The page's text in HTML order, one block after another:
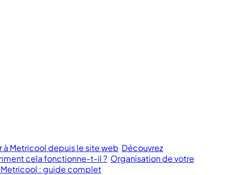
Metricool depuis le site web Découvrez
cela fonctionne-t-il ? Organisation de votre
: guide complet